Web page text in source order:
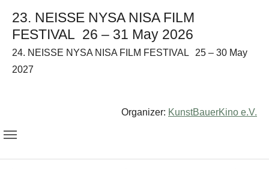
23. NEISSE NYSA NISA FILM
FESTIVAL 26 – 31 May 2026
24. NEISSE NYSA NISA FILM FESTIVAL
25 – 30 May
2027
Organizer: KunstBauerKino e.V.